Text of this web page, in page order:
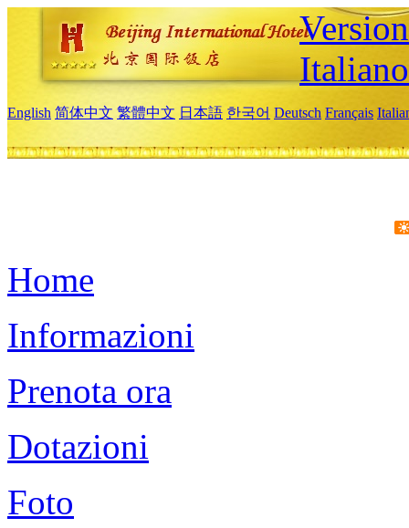
Italiano
English 简体中文 繁體中文 日本語 한국어 Deutsch Français
Home
Informazioni
Prenota ora
Dotazioni
Foto